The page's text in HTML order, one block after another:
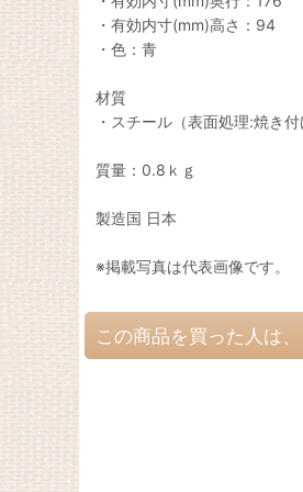
・有効内寸(mm)高さ：94
・色：青
材質
・スチール（表面処理:焼き付
質量：0.8ｋｇ
製造国 日本
※掲載写真は代表画像です。
この商品を買った人は